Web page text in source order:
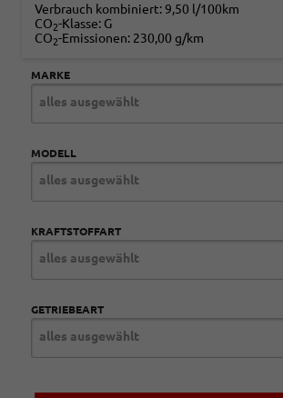
Verbrauch kombiniert: 9,50 l/100km
CO2-Klasse: G
CO2-Emissionen: 230,00 g/km
MARKE
alles ausgewählt
MODELL
alles ausgewählt
KRAFTSTOFFART
alles ausgewählt
GETRIEBEART
alles ausgewählt